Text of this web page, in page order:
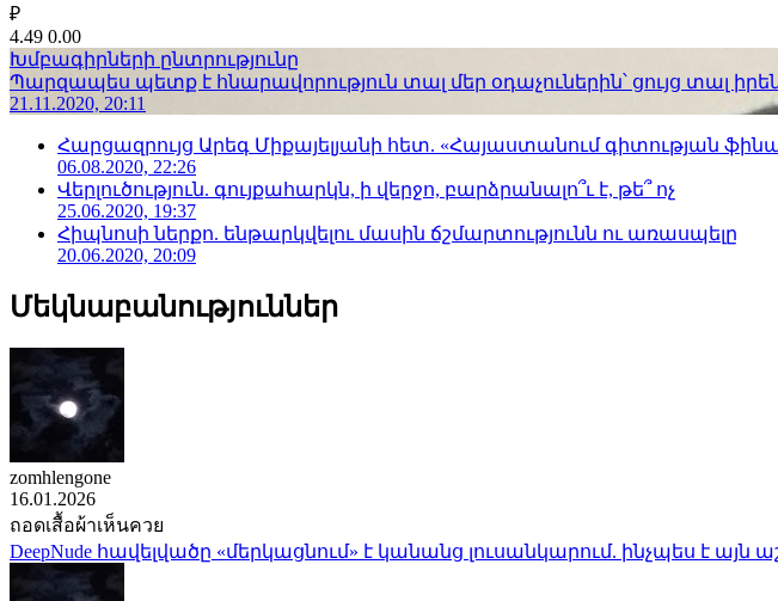
₽
4.49 0.00
Խմբագիրների ընտրությունը
Պարզապես պետք է հնարավորություն տալ մեր օդաչուներին՝ ցույց տալ
21.11.2020, 20:11
Հարցազրույց Արեգ Միքայելյանի հետ. «Հայաստանում գիտության
06.08.2020, 22:26
Վերլուծություն. գույքահարկն, ի վերջո, բարձրանալո՞ւ է, թե՞ ոչ
25.06.2020, 19:37
Հիպնոսի ներքո. ենթարկվելու մասին ճշմարտությունն ու առասպելը
20.06.2020, 20:09
Մեկնաբանություններ
zomhlengone
16.01.2026
ถอดเสื้อผ้าเห็นควย
DeepNude հավելվածը «մերկացնում» է կանանց լուսանկարում. ինչպես է այն